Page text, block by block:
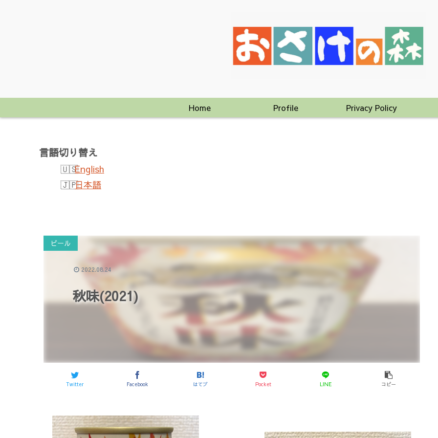
Home Profile Privacy Policy
言語切り替え
English
日本語
秋味(2021)
ビール
Twitter Facebook はてブ Pocket LINE コピー
2022.08.24